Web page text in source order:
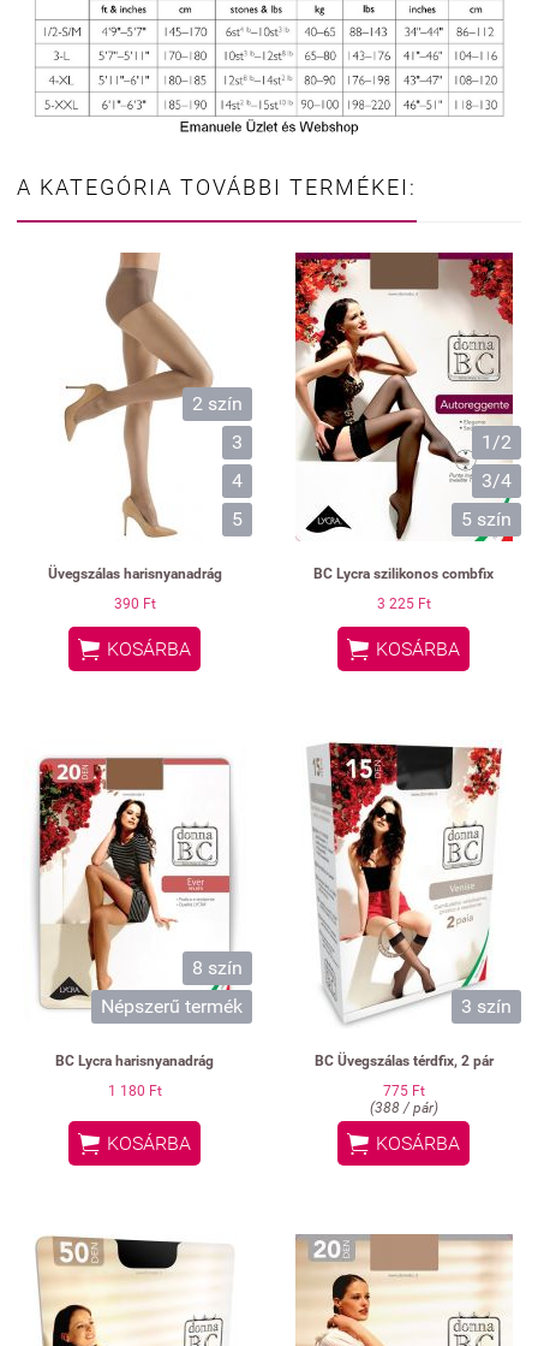
A KATEGÓRIA TOVÁBBI TERMÉKEI:
2 szín
3
4
5
Üvegszálas harisnyanadrág
390 Ft
 KOSÁRBA
1/2
3/4
5 szín
BC Lycra szilikonos combfix
3 225 Ft
 KOSÁRBA
8 szín
Népszerű termék
BC Lycra harisnyanadrág
1 180 Ft
 KOSÁRBA
3 szín
BC Üvegszálas térdfix, 2 pár
775 Ft
(388 / pár)
 KOSÁRBA